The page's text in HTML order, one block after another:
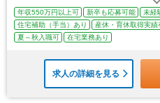
年収550万円以上可 新卒も応募可能 未経
住宅補助（手当）あり
産休・育休取得実績
夏～秋入職可
在宅業務あり
求人の詳細を見る